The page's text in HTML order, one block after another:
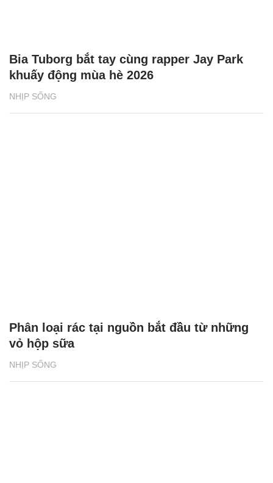
NHỊP SỐNG
Bia Tuborg bắt tay cùng rapper Jay Park
khuấy động mùa hè 2026
NHỊP SỐNG
Phân loại rác tại nguồn bắt đầu từ những
vỏ hộp sữa